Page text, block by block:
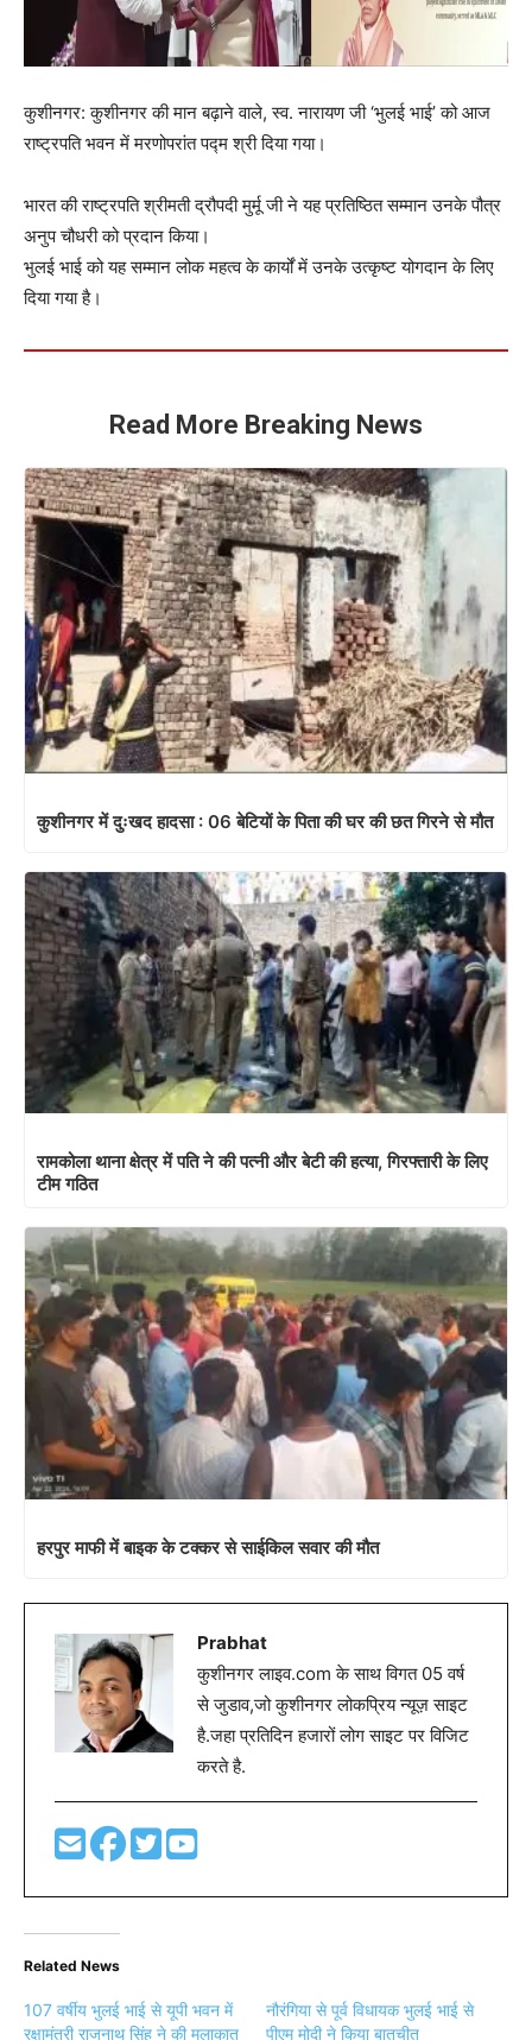
कुशीनगर: कुशीनगर की मान बढ़ाने वाले, स्व. नारायण जी ‘भुलई भाई’ को आज
राष्ट्रपति भवन में मरणोपरांत पद्म श्री दिया गया।
भारत की राष्ट्रपति श्रीमती द्रौपदी मुर्मू जी ने यह प्रतिष्ठित सम्मान उनके पौत्र
अनुप चौधरी को प्रदान किया।
भुलई भाई को यह सम्मान लोक महत्व के कार्यों में उनके उत्कृष्ट योगदान के लिए
दिया गया है।
Read More Breaking News
कुशीनगर में दुःखद हादसा : 06 बेटियों के पिता की घर की छत गिरने से मौत
रामकोला थाना क्षेत्र में पति ने की पत्नी और बेटी की हत्या, गिरफ्तारी के लिए
टीम गठित
हरपुर माफी में बाइक के टक्कर से साईकिल सवार की मौत
Prabhat
कुशीनगर लाइव.com के साथ विगत 05 वर्ष
से जुडाव,जो कुशीनगर लोकप्रिय न्यूज़ साइट
है.जहा प्रतिदिन हजारों लोग साइट पर विजिट
करते है.
Related News
107 वर्षीय भुलई भाई से यूपी भवन में
रक्षामंत्री राजनाथ सिंह ने की मुलाकात
नौरंगिया से पूर्व विधायक भुलई भाई से
पीएम मोदी ने किया बातचीत